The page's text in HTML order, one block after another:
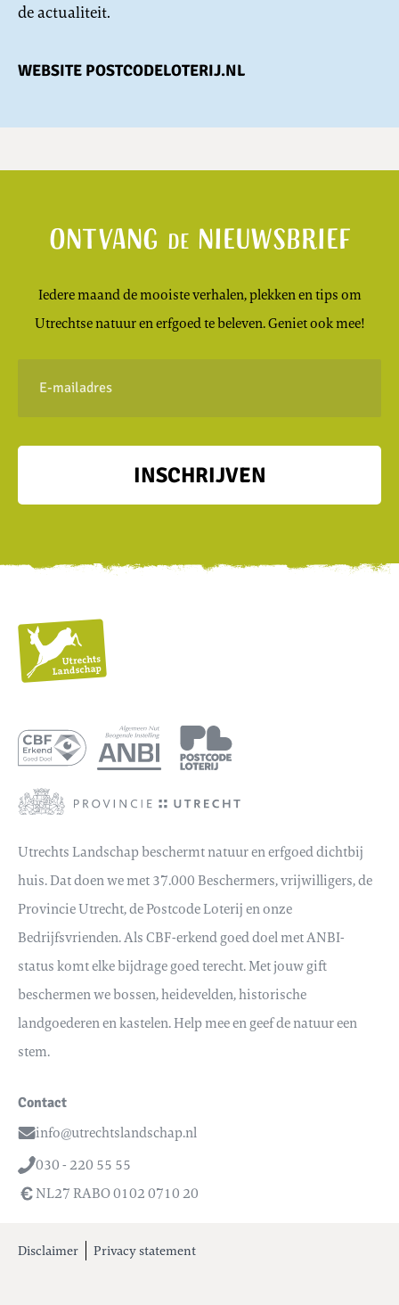
de actualiteit.
WEBSITE POSTCODELOTERIJ.NL
Ontvang denieuwsbrief
Iedere maand de mooiste verhalen, plekken en tips om
Utrechtse natuur en erfgoed te beleven. Geniet ook mee!
mailadres
INSCHRIJVEN
Utrechts Landschap beschermt natuur en erfgoed dichtbij
huis. Dat doen we met 37.000 Beschermers, vrijwilligers, de
Provincie Utrecht, de Postcode Loterij en onze
Bedrijfsvrienden. Als CBF-erkend goed doel met ANBI-
status komt elke bijdrage goed terecht. Met jouw gift
beschermen we bossen, heidevelden, historische
landgoederen en kastelen. Help mee en geef de natuur een
stem.
Contact
Email
info@utrechtslandschap.nl
Telefoon
030 - 220 55 55
NL27 RABO 0102 0710 20
Disclaimer Privacy statement